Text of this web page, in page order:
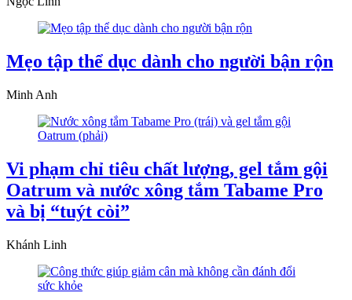
Mẹo tập thể dục dành cho người bận rộn
Minh Anh
Vi phạm chỉ tiêu chất lượng, gel tắm gội
Oatrum và nước xông tắm Tabame Pro
và bị “tuýt còi”
Khánh Linh